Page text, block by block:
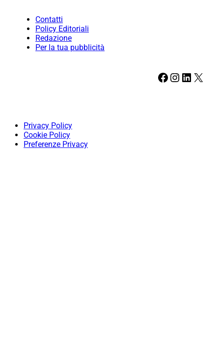
Contatti
Policy Editoriali
Redazione
Per la tua pubblicità
Facebook Instagram LinkedIn X
Privacy Policy
Cookie Policy
Preferenze Privacy